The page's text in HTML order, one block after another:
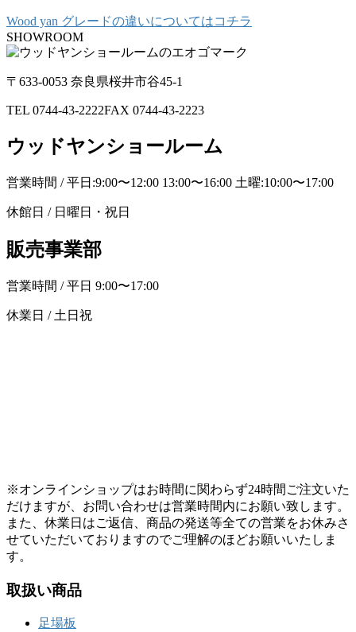
Wood yan グレードの違いについてはコチラ
SHOWROOM
〒633-0053 奈良県桜井市谷45-1
TEL 0744-43-2222FAX 0744-43-2223
ウッドヤンショールーム
営業時間 / 平日:9:00〜12:00 13:00〜16:00 土曜:10:00〜17:00
休館日 / 日曜日・祝日
販売事業部
営業時間 / 平日 9:00〜17:00
休業日 / 土日祝
※オンラインショップはお時間に関わらず24時間ご注文いた
だけますが、お問い合わせは営業時間内にお願い致します。
また、休業日はご返信、商品の発送等全ての営業をお休みさ
せていただいておりますのでご理解のほどお願いいたしま
す。
取扱い商品
足場板